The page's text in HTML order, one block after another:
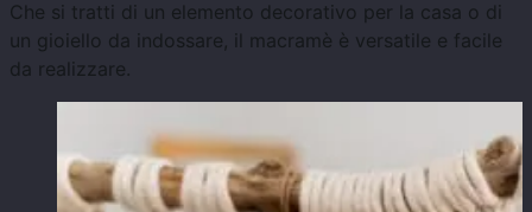
Che si tratti di un elemento decorativo per la casa o di
un gioiello da indossare, il macramè è versatile e facile
da realizzare.